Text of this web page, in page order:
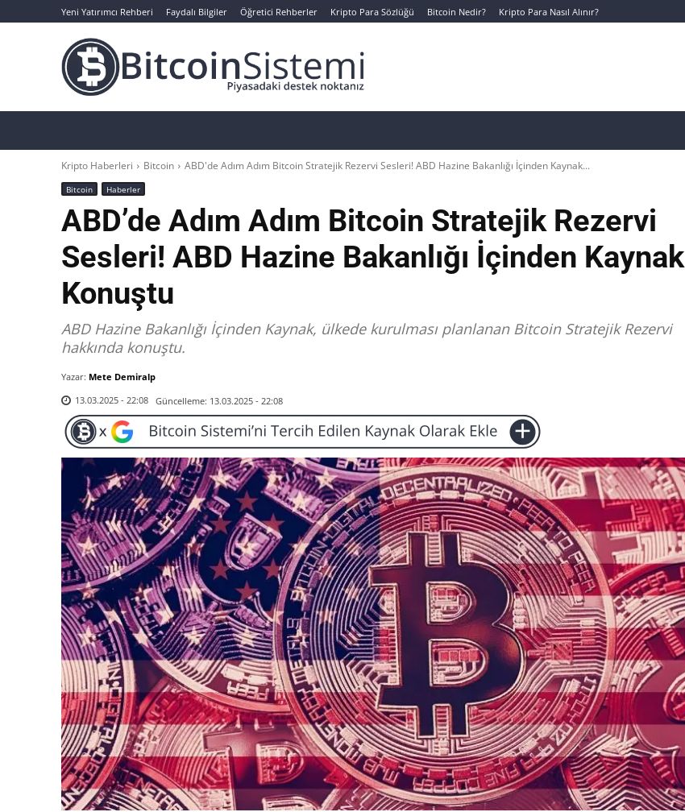
Yeni Yatırımcı Rehberi Faydalı Bilgiler Öğretici Rehberler Kripto Para Sözlüğü Bitcoin Nedir? Kripto Para Nasıl Alınır?
Kripto Haberleri Bitcoin ABD'de Adım Adım Bitcoin Stratejik Rezervi Sesleri! ABD Hazine Bakanlığı İçinden Kaynak...
Bitcoin Haberler
ABD’de Adım Adım Bitcoin Stratejik Rezervi
Sesleri! ABD Hazine Bakanlığı İçinden Kaynak
Konuştu
ABD Hazine Bakanlığı İçinden Kaynak, ülkede kurulması planlanan Bitcoin Stratejik Rezervi
hakkında konuştu.
Yazar: Mete Demiralp
13.03.2025 - 22:08 Güncelleme: 13.03.2025 - 22:08